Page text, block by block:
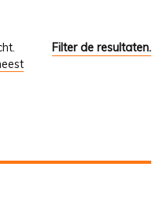
Filter de resultaten.